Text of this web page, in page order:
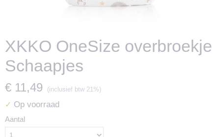
XKKO OneSize overbroekje
Schaapjes
€ 11,49 (inclusief btw 21%)
✓ Op voorraad
Aantal